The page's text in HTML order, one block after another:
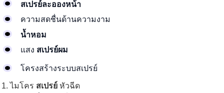
สเปรย์ละอองหน้า
ความสดชื่นด้านความงาม
น้ำหอม
แสง สเปรย์ผม
โครงสร้างระบบสเปรย์
ไมโคร สเปรย์ หัวฉีด